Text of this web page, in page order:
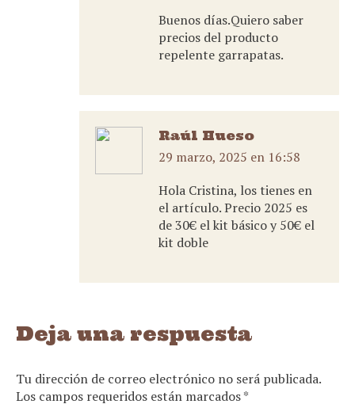
Buenos días.Quiero saber
precios del producto
repelente garrapatas.
Raúl Hueso
dice:
29 marzo, 2025 en 16:58
Hola Cristina, los tienes en
el artículo. Precio 2025 es
de 30€ el kit básico y 50€ el
kit doble
Deja una respuesta
Tu dirección de correo electrónico no será publicada.
Los campos requeridos están marcados*